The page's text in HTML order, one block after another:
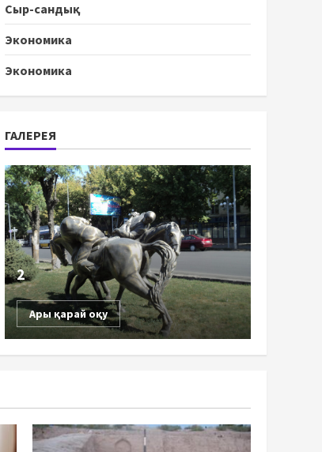
Сыр-сандық
Экономика
Экономика
ГАЛЕРЕЯ
2
Ары қарай оқу